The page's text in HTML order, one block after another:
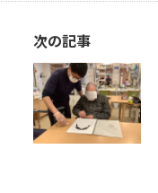
次の記事